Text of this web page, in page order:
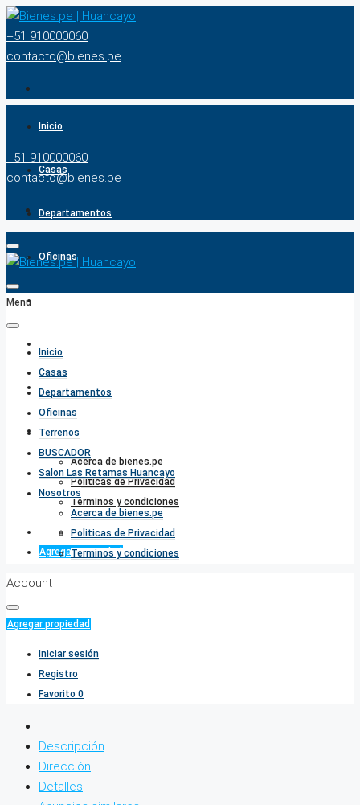
+51 910000060
contacto@bienes.pe
Inicio
Casas
Departamentos
Oficinas
Salon Las Retamas Huancayo
Nosotros
Acerca de bienes.pe
Politicas de Privacidad
Terminos y condiciones
Favorito0
Agregar propiedad
+51 910000060
contacto@bienes.pe
Menu
Inicio
Casas
Departamentos
Oficinas
Terrenos
BUSCADOR
Salon Las Retamas Huancayo
Nosotros
Acerca de bienes.pe
Politicas de Privacidad
Terminos y condiciones
Account
Agregar propiedad
Iniciar sesión
Registro
Favorito 0
Descripción
Dirección
Detalles